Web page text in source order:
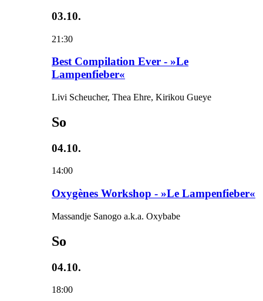
03.10.
21:30
Best Compilation Ever - »Le
Lampenfieber«
Livi Scheucher, Thea Ehre, Kirikou Gueye
So
04.10.
14:00
Oxygènes Workshop - »Le Lampenfieber«
Massandje Sanogo a.k.a. Oxybabe
So
04.10.
18:00